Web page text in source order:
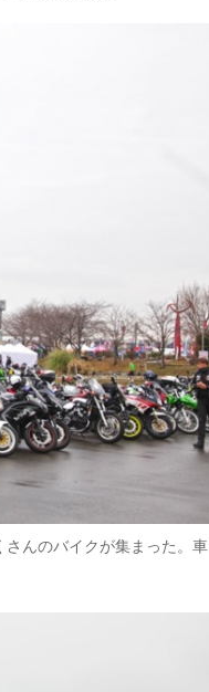
んのバイクが集まった。車